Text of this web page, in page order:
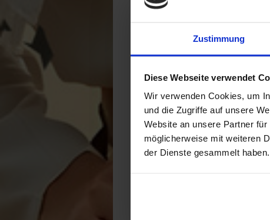
Zustimmung
Diese Webseite verwendet
Wir verwenden Cookies, um
und die Zugriffe auf unsere
Website an unsere Partner
möglicherweise mit weiteren
der Dienste gesammelt haben.